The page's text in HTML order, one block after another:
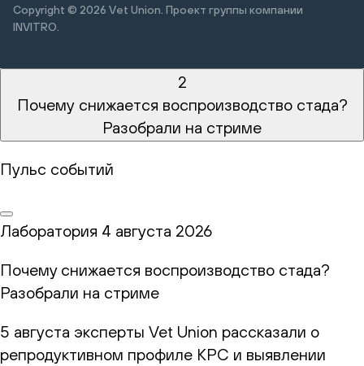
Copyright © 2026 Vet Union. Проект группы компании
INVITRO.
2
Почему снижается воспроизводство стада?
Разобрали на стриме
Пульс событий
Лаборатория 4 августа 2026
Почему снижается воспроизводство стада?
Разобрали на стриме
5 августа эксперты Vet Union рассказали о
репродуктивном профиле КРС и выявлении